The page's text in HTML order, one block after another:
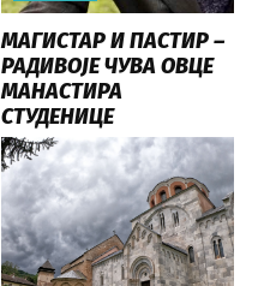
МАГИСТАР И ПАСТИР –
РАДИВОЈЕ ЧУВА ОВЦЕ
МАНАСТИРА
СТУДЕНИЦЕ